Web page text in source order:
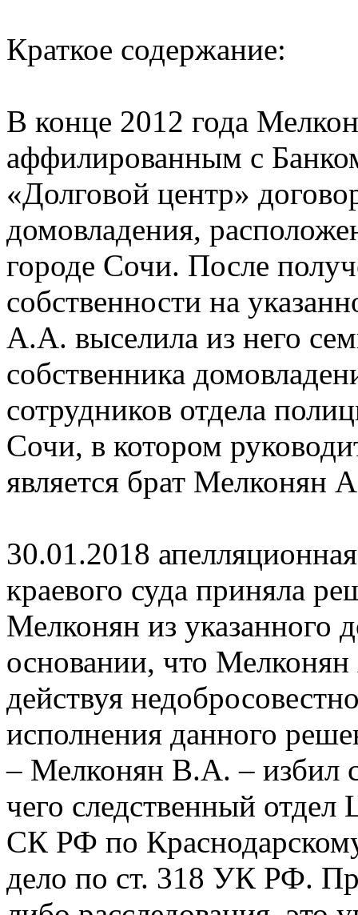
Краткое содержание:
В конце 2012 года
аффилированным с
«Долговой центр»
домовладения,
городе Сочи. После
собственности на
А.А. выселила из него
собственника
сотрудников отдела
Сочи, в котором
является брат
30.01.2018
краевого суда приняла
Мелконян из указанного
основании, что
действуя
исполнения данного
– Мелконян В.А. – избил
чего следственный отдел
СК РФ по
дело по ст. 318 УК РФ.